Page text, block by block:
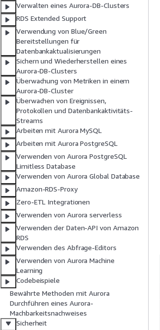
Verwalten eines Aurora-DB-Clusters
RDS Extended Support
Verwendung von Blue/Green
Bereitstellungen für
Datenbankaktualisierungen
Sichern und Wiederherstellen eines
Aurora-DB-Clusters
Überwachung von Metriken in einem
Aurora-DB-Cluster
Überwachen von Ereignissen,
Protokollen und Datenbankaktivitäts-
Streams
Arbeiten mit Aurora MySQL
Arbeiten mit Aurora PostgreSQL
Verwenden von Aurora PostgreSQL
Limitless Database
Verwenden von Aurora Global Database
Amazon-RDS-Proxy
Zero-ETL Integrationen
Verwenden von Aurora serverless
Verwenden der Daten-API von Amazon
RDS
Verwenden des Abfrage-Editors
Verwenden von Aurora Machine
Learning
Codebeispiele
Bewährte Methoden mit Aurora
Durchführen eines Aurora-
Machbarkeitsnachweises
Sicherheit